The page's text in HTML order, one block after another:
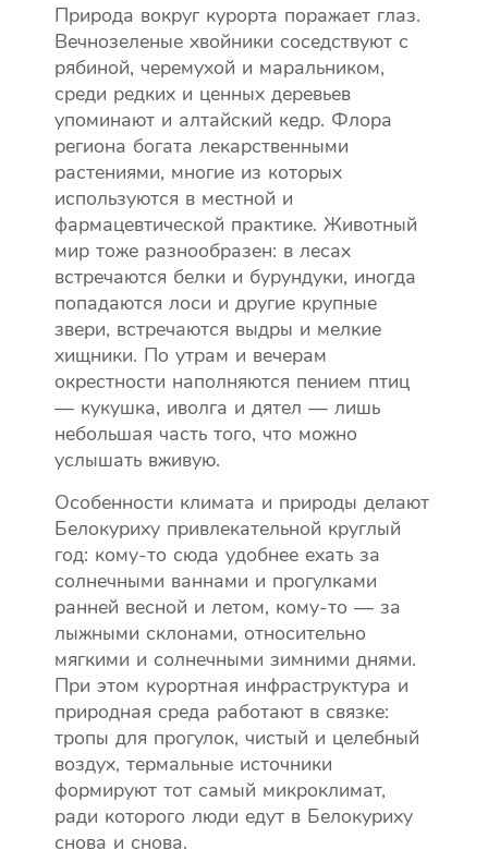
Природа вокруг курорта поражает глаз.
Вечнозеленые хвойники соседствуют с
рябиной, черемухой и маральником,
среди редких и ценных деревьев
упоминают и алтайский кедр. Флора
региона богата лекарственными
растениями, многие из которых
используются в местной и
фармацевтической практике. Животный
мир тоже разнообразен: в лесах
встречаются белки и бурундуки, иногда
попадаются лоси и другие крупные
звери, встречаются выдры и мелкие
хищники. По утрам и вечерам
окрестности наполняются пением птиц
— кукушка, иволга и дятел — лишь
небольшая часть того, что можно
услышать вживую.
Особенности климата и природы делают
Белокуриху привлекательной круглый
год: кому-то сюда удобнее ехать за
солнечными ваннами и прогулками
ранней весной и летом, кому-то — за
лыжными склонами, относительно
мягкими и солнечными зимними днями.
При этом курортная инфраструктура и
природная среда работают в связке:
тропы для прогулок, чистый и целебный
воздух, термальные источники
формируют тот самый микроклимат,
ради которого люди едут в Белокуриху
снова и снова.